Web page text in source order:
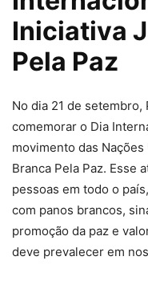
Iniciativa
Pela Paz
No dia 21 de
comemorar o Dia
movimento das
Branca Pela Paz. Esse
pessoas em todo o
com panos brancos,
promoção da paz e
deve prevalecer em